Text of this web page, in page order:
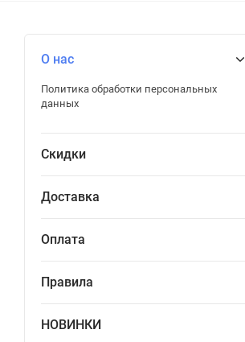
О нас
Политика обработки персональных
данных
Скидки
Доставка
Оплата
Правила
НОВИНКИ